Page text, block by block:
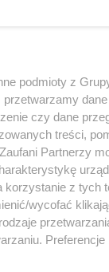
przed
podmioty z
czy dane
treści,
Partnerzy
z tych
wycofać
rodzaje
Preferencje